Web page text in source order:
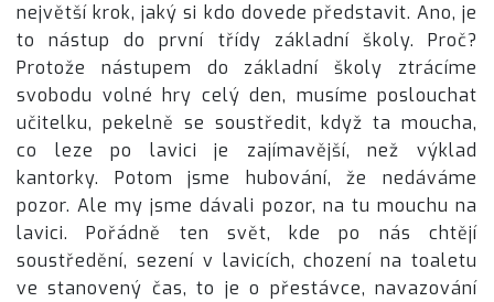
největší krok, jaký si kdo dovede představit. Ano, je
to nástup do první třídy základní školy. Proč?
Protože nástupem do základní školy ztrácíme
svobodu volné hry celý den, musíme poslouchat
učitelku, pekelně se soustředit, když ta moucha,
co leze po lavici je zajímavější, než výklad
kantorky. Potom jsme hubování, že nedáváme
pozor. Ale my jsme dávali pozor, na tu mouchu na
lavici. Pořádně ten svět, kde po nás chtějí
soustředění, sezení v lavicích, chození na toaletu
ve stanovený čas, to je o přestávce, navazování